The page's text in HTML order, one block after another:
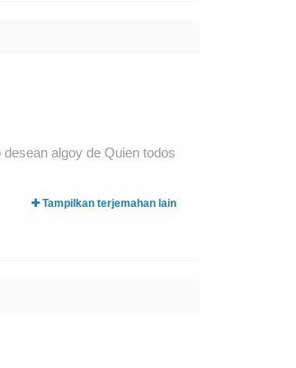
algoy de Quien todos
Tampilkan terjemahan lain